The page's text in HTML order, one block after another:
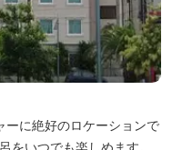
に絶好のロケーションで